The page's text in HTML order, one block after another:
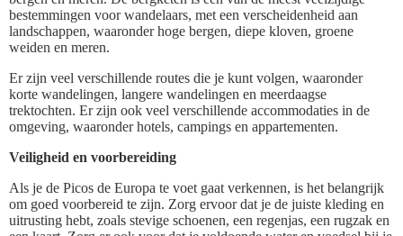
bestemmingen voor wandelaars, met een verscheidenheid aan
landschappen, waaronder hoge bergen, diepe kloven, groene
weiden en meren.
Er zijn veel verschillende routes die je kunt volgen, waaronder
korte wandelingen, langere wandelingen en meerdaagse
trektochten. Er zijn ook veel verschillende accommodaties in de
omgeving, waaronder hotels, campings en appartementen.
Veiligheid en voorbereiding
Als je de Picos de Europa te voet gaat verkennen, is het belangrijk
om goed voorbereid te zijn. Zorg ervoor dat je de juiste kleding en
uitrusting hebt, zoals stevige schoenen, een regenjas, een rugzak en